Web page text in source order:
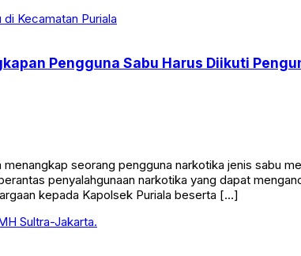
Pengguna Sabu Harus Diikuti
seorang pengguna narkotika jenis sabu
penyalahgunaan narkotika yang dapat
kepada Kapolsek Puriala beserta […]